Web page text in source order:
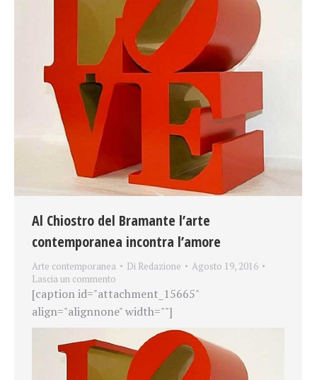
Al Chiostro del Bramante l’arte
contemporanea incontra l’amore
Arte contemporanea Di Redazione
Agosto 19, 2016
Lascia un commento
[caption id="attachment_15665"
align="alignnone" width=""]